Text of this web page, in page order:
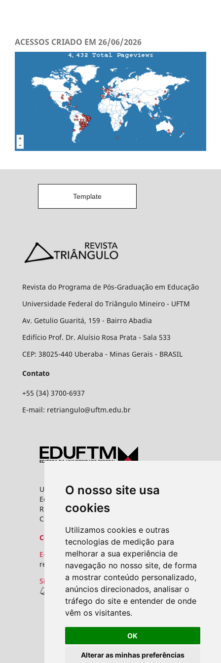
O nosso site usa
cookies
Utilizamos cookies e outras
tecnologias de medição para
melhorar a sua experiência de
navegação no nosso site, de forma
a mostrar conteúdo personalizado,
anúncios direcionados, analisar o
tráfego do site e entender de onde
vêm os visitantes.
OK
Alterar as minhas preferências
ACESSOS CRIADO EM 26/06/2026
Template
Revista do Programa de Pós-Graduação em Educação
Universidade Federal do Triângulo Mineiro - UFTM
Av. Getulio Guaritá, 159 - Bairro Abadia
Edifício Prof. Dr. Aluísio Rosa Prata - Sala 533
CEP: 38025-440 Uberaba - Minas Gerais - BRASIL
Contato
+55 (34) 3700-6937
E-mail: retriangulo@uftm.edu.br
Universidade Federal do Triângulo Mineiro
Editora UFTM
Rua Vigário Carlos, 100 - Bairro Abadia
CEP: 38025-350 - Uberaba/MG
Contato
E-mail:
revistas.seer@uftm.edu.br
Site
Revistas UFTM